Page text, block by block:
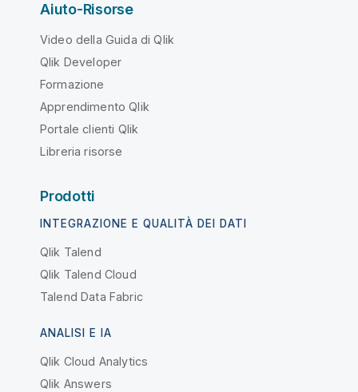
Aiuto-Risorse
Video della Guida di Qlik
Qlik Developer
Formazione
Apprendimento Qlik
Portale clienti Qlik
Libreria risorse
Prodotti
INTEGRAZIONE E QUALITÀ DEI DATI
Qlik Talend
Qlik Talend Cloud
Talend Data Fabric
ANALISI E IA
Qlik Cloud Analytics
Qlik Answers